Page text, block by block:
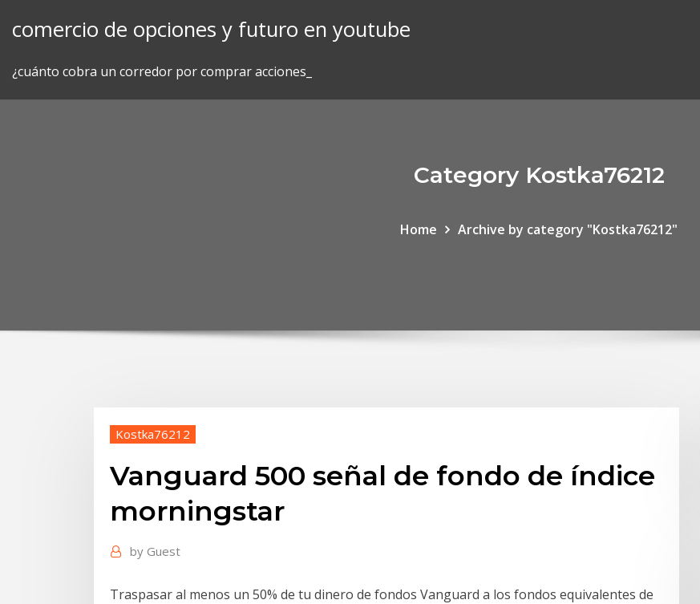
comercio de opciones y futuro en youtube
¿cuánto cobra un corredor por comprar acciones_
Category Kostka76212
Home Archive by category "Kostka76212"
Kostka76212
Vanguard 500 señal de fondo de índice
morningstar
by Guest
Traspasar al menos un 50% de tu dinero de fondos Vanguard a los fondos equivalentes de